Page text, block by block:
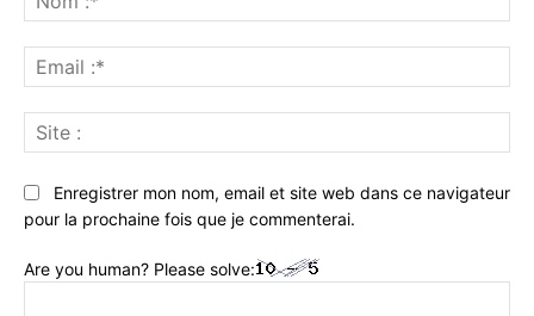
:*
:*
:
Enregistrer mon nom, email et site web dans ce navigateur
pour la prochaine fois que je commenterai.
Are you human? Please solve: